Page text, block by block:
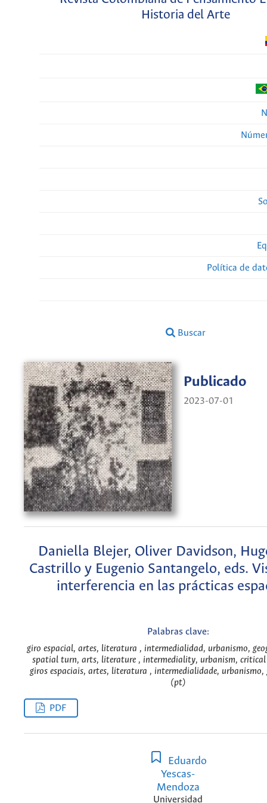
Historia del Arte
Política de
Buscar
Publicado
2023-07-01
Daniella Blejer, Oliver Davidson,
Castrillo y Eugenio Santangelo, eds.
interferencia en las prácticas
Palabras clave:
giro espacial, artes, literatura , intermedialidad, urbanismo,
spatial turn, arts, literature , intermediality, urbanism, critical
giros espaciais, artes, literatura , intermedialidade, urbanismo,
(pt)
PDF
Eduardo
Yescas-
Mendoza
Universidad